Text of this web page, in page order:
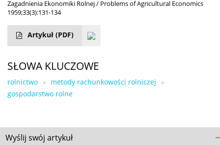
Zagadnienia Ekonomiki Rolnej / Problems of Agricultural Economics
1959;33(3):131-134
Artykuł (PDF)
SŁOWA KLUCZOWE
rolnictwo
metody rachunkowości rolniczej
gospodarstwo rolne
Wyślij swój artykuł